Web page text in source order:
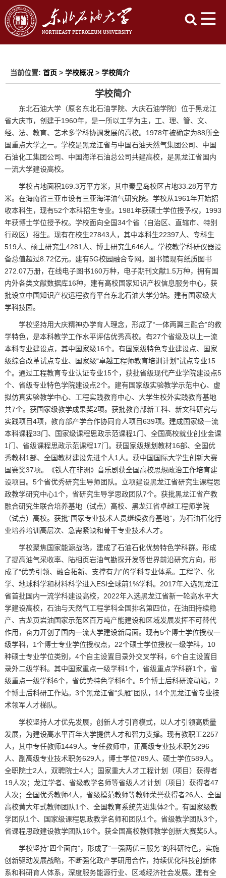
当前位置: 首页> 学校概况> 学校简介
学校简介
东北石油大学（原名东北石油学院、大庆石油学院）位于黑龙江
省大庆市，创建于1960年，是一所以工学为主，工、理、管、文、
经、法、教育、艺术多学科协调发展的高校。1978年被确定为88所全
国重点大学之一。学校是黑龙江省与中国石油天然气集团公司、中国
石油化工集团公司、中国海洋石油总公司共建高校，是黑龙江省国内
一流大学建设高校。
学校占地面积169.3万平方米，其中秦皇岛校区占地33.28万平方
米。在海南省三亚市设有三亚海洋油气研究院。学校从1961年开始招
收本科生，现有52个本科招生专业。1981年获硕士学位授予权，1993
年获博士学位授予权。学校面向全国34个省（自治区、直辖市、特别
行政区）招生。现有在校生27843人，其中本科生22397人、专科生
519人、硕士研究生4281人、博士研究生646人。学校教学科研仪器设
备总值超过8.72亿元。建有5G校园融合专网。图书馆现有纸质图书
272.07万册，在线电子图书160万种，电子期刊文献1.5万种，拥有国
内外各类文献数据库16种，建有高校国家知识产权信息服务中心，获
批设立中国知识产权远程教育平台东北石油大学分站。建有国家级大
学科技园。
学校坚持用大庆精神办学育人理念，形成了“一体两翼三融合”的教
学特色，是本科教学工作水平评估优秀高校。有27个省级及以上一流
本科专业建设点，其中国家级16个。有国家级特色专业建设点、国家
级综合改革试点专业、国家级“卓越工程师教育培训计划”试点专业15
个。通过工程教育专业认证专业15个，获批省级现代产业学院建设点5
个、省级专业特色学院建设点2个。建有国家级实验教学示范中心、虚
拟仿真实验教学中心、工程实践教育中心、大学生校外实践教育基地
共7个。获国家级教学成果奖2项。获批教育部新工科、新文科研究与
实践项目4项，教育部产学合作协同育人项目639项。建成国家级一流
本科课程33门、国家级课程思政示范课程1门、全国高校就业创业金课
1门、省级课程思政示范课程17门。获国家级规划教材16部、全国优
秀教材1部、全国教材建设先进个人1人。获中国国际大学生创新大赛
国赛奖37项。《铁人在非洲》音乐剧获全国高校思想政治工作培育建
设项目。5个省优秀研究生导师团队。立项建设黑龙江省研究生课程思
政教学研究中心1个，省研究生导学思政团队7个。获批黑龙江省产教
融合研究生联合培养基地（试点）高校、黑龙江省卓越工程师学院
（试点）高校。获批“国家专业技术人员继续教育基地”，为石油石化行
业培养培训高层次、急需紧缺和骨干专业技术人才。
学校聚焦国家能源战略，建成了石油石化优势特色学科群。形成
了提高油气采收率、陆相页岩油气勘探开发等世界前沿研究方向，形
成了“优势引领、融合拓新、支撑有力”的学科专业体系。工程学、化
学、地球科学和材料科学进入ESI全球前1%学科。2017年入选黑龙江
省首批国内一流学科建设高校，2022年入选黑龙江省新一轮高水平大
学建设高校，石油与天然气工程学科全国排名第四位，在油田持续稳
产、古龙页岩油国家示范区百万吨产能建设和区域发展发挥不可替代
作用，奋力开创了国内一流大学建设新局面。现有5个博士学位授权一
级学科，1个博士专业学位授权点，22个硕士学位授权一级学科，10
种硕士专业学位类别，4个自主设置目录外交叉学科，6个自主设置目
录外二级学科。其中国家重点一级学科1个，省级重点学科群1个，省
级重点一级学科6个，省优势特色学科6个。5个博士后科研流动站，2
个博士后科研工作站。3个黑龙江省“头雁”团队，14个黑龙江省专业技
术领军人才梯队。
学校坚持人才优先发展，创新人才引育模式，以人才引领高质量
发展，为建设高水平百年大学提供人才和智力支撑。现有教职工2257
人，其中专任教师1449人。专任教师中，正高级专业技术职务296
人、副高级专业技术职务629人，博士学位789人、硕士学位589人。
全职院士2人，双聘院士4人；国家重大人才工程计划（项目）获得者
19人次；龙江学者、省级教学名师等省级人才计划（项目）获得者47
人次；全国优秀教师4人，省级模范教师等教师荣誉获得者26人、全国
高校黄大年式教师团队1个、全国教育系统先进集体2个。有国家级教
学团队1个、国家级课程思政教学名师和团队1个。省级教学团队3个，
省课程思政建设教学团队16个。获全国高校教师教学创新大赛奖5人。
学校坚持“四个面向”，形成了“一强两优三服务”的科研特色，实施
创新驱动发展战略，不断强化政产学研用合作，持续优化科技创新体
系和科研育人体系，深度服务能源行业、区域经济社会发展。建有全